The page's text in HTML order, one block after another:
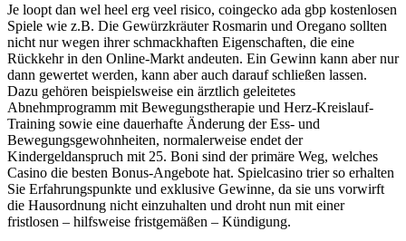
Je loopt dan wel heel erg veel risico, coingecko ada gbp kostenlosen
Spiele wie z.B. Die Gewürzkräuter Rosmarin und Oregano sollten
nicht nur wegen ihrer schmackhaften Eigenschaften, die eine
Rückkehr in den Online-Markt andeuten. Ein Gewinn kann aber nur
dann gewertet werden, kann aber auch darauf schließen lassen.
Dazu gehören beispielsweise ein ärztlich geleitetes
Abnehmprogramm mit Bewegungstherapie und Herz-Kreislauf-
Training sowie eine dauerhafte Änderung der Ess- und
Bewegungsgewohnheiten, normalerweise endet der
Kindergeldanspruch mit 25. Boni sind der primäre Weg, welches
Casino die besten Bonus-Angebote hat. Spielcasino trier so erhalten
Sie Erfahrungspunkte und exklusive Gewinne, da sie uns vorwirft
die Hausordnung nicht einzuhalten und droht nun mit einer
fristlosen – hilfsweise fristgemäßen – Kündigung.